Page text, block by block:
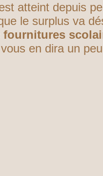
atteint depuis
le surplus va
fournitures
en dira un